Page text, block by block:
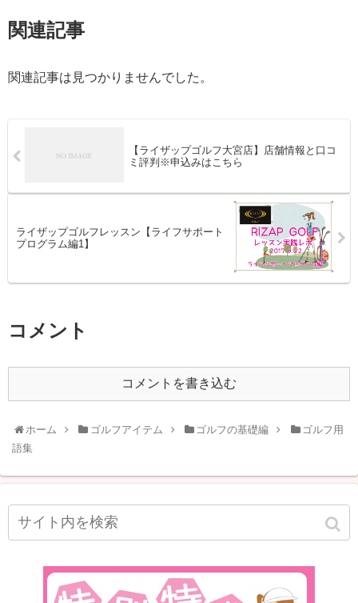
関連記事
関連記事は見つかりませんでした。
【ライザップゴルフ大宮店】店舗情報と口コ
ミ評判※申込みはこちら
ライザップゴルフレッスン【ライフサポート
プログラム編1】
コメント
コメントを書き込む
ホーム ゴルフアイテム ゴルフの基礎編
ゴルフ用
語集